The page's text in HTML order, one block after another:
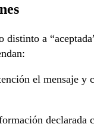
distinto a
el mensaje y
declarada